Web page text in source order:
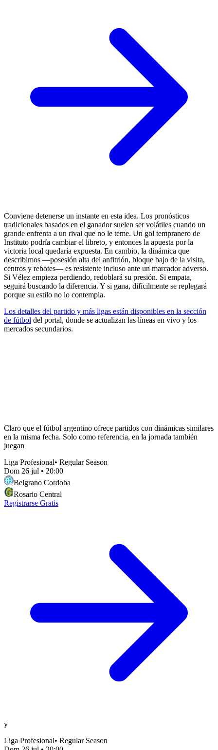
Conviene detenerse un instante en esta idea. Los pronósticos
tradicionales basados en el ganador suelen ser volátiles cuando un
grande enfrenta a un rival que no le teme. Un gol tempranero de
Instituto podría cambiar el libreto, y entonces la apuesta por la
victoria local quedaría expuesta. En cambio, la dinámica que
describimos —posesión alta del anfitrión, bloque bajo de la visita,
centros y rebotes— es resistente incluso ante un marcador adverso.
Si Vélez empieza perdiendo, redoblará su presión. Si empata,
seguirá buscando la diferencia. Y si gana, difícilmente se replegará
porque su estilo no lo contempla.
Los detalles del partido y más ligas están disponibles en la sección
de fútbol del portal, donde se actualizan las líneas en vivo y los
mercados secundarios.
Claro que el fútbol argentino ofrece partidos con dinámicas similares
en la misma fecha. Solo como referencia, en la jornada también
juegan
Liga Profesional• Regular Season
Dom 26 jul • 20:00
Belgrano Cordoba
Rosario Central
Registrarse Gratis
y
Liga Profesional• Regular Season